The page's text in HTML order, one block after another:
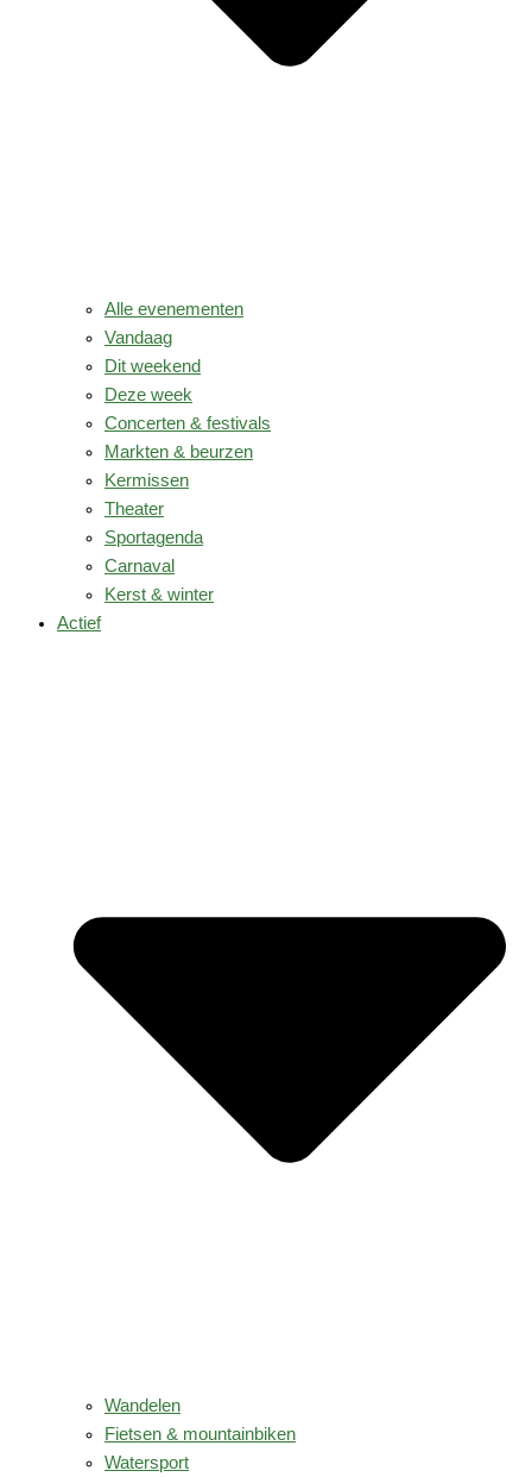
Alle evenementen
Vandaag
Dit weekend
Deze week
Concerten & festivals
Markten & beurzen
Kermissen
Theater
Sportagenda
Carnaval
Kerst & winter
Actief
Wandelen
Fietsen & mountainbiken
Watersport